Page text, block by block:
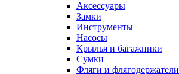
Аксессуары
Замки
Инструменты
Насосы
Крылья и багажники
Сумки
Фляги и флягодержатели